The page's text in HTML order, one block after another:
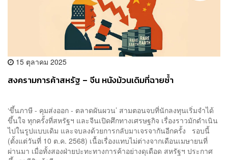
15 ตุลาคม 2025
สงครามการค้าสหรัฐ – จีน หนังม้วนเดิมที่ฉายซ้ำ
‘ขึ้นภาษี - คุมส่งออก - ตลาดผันผวน’ สามตอนจบที่นักลงทุนเริ่มจำได้
ขึ้นใจ ทุกครั้งที่สหรัฐฯ และจีนเปิดศึกทางเศรษฐกิจ เรื่องราวมักดำเนิน
ไปในรูปแบบเดิม และจบลงด้วยการกลับมาเจรจากันอีกครั้ง รอบนี้
(ตั้งแต่วันที่ 10 ต.ค. 2568) เนื้อเรื่องแทบไม่ต่างจากเดือนเมษายนที่
ผ่านมา เมื่อทั้งสองฝ่ายปะทะทางการค้าอย่างดุเดือด สหรัฐฯ ประกาศ